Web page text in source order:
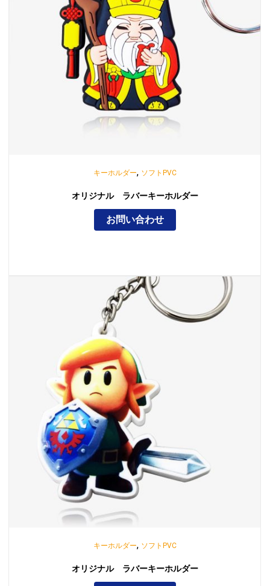
キーホルダー, ソフトPVC
オリジナル ラバーキーホルダー
お問い合わせ
キーホルダー, ソフトPVC
オリジナル ラバーキーホルダー